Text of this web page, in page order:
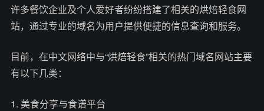
许多餐饮企业及个人爱好者纷纷搭建了相关的烘焙轻食网
站，通过专业的域名为用户提供便捷的信息查询和服务。
目前，在中文网络中与“烘焙轻食”相关的热门域名网站主要
有以下几类：
1. 美食分享与食谱平台